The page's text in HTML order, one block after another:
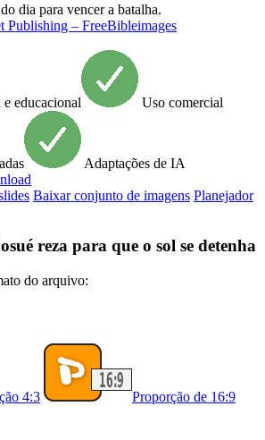
dia para vencer a batalha.
Publishing – FreeBibleimages
e educacional Uso comercial
Adaptações de IA
Baixar conjunto de imagens Planejador
reza para que o sol se detenha
do arquivo:
4:3 Proporção de 16:9